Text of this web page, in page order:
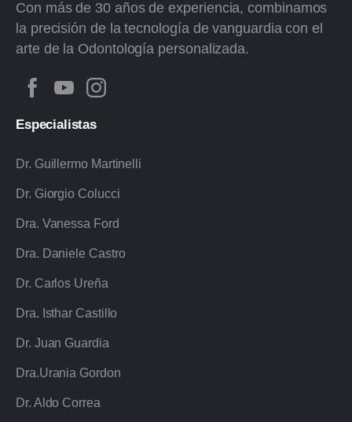
Con más de 30 años de experiencia, combinamos
la precisión de la tecnología de vanguardia con el
arte de la Odontología personalizada.
Especialistas
Dr. Guillermo Martinelli
Dr. Giorgio Colucci
Dra. Vanessa Ford
Dra. Daniele Castro
Dr. Carlos Ureña
Dra. Isthar Castillo
Dr. Juan Guardia
Dra.Urania Gordon
Dr. Aldo Correa